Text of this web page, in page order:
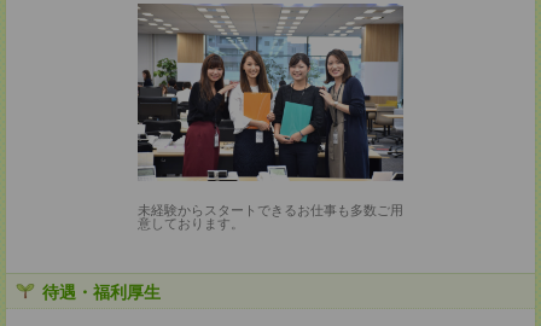
未経験からスタートできるお仕事も多数ご用
意しております。
待遇・福利厚生